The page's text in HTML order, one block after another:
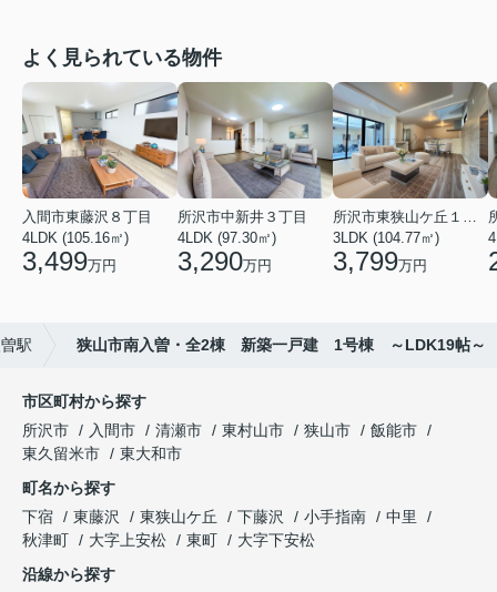
よく見られている物件
入間市東藤沢８丁目
4LDK (105.16㎡)
3,499万円
所沢市中新井３丁目
4LDK (97.30㎡)
3,290万円
所沢市東狭山ケ丘１丁目
3LDK (104.77㎡)
3,799万円
駅 狭山市南入曽・全2棟 新築一戸建 1号棟 ～LDK19帖～
市区町村から探す
所沢市
入間市 清瀬市 東村山市 狭山市
飯能市
東久留米市
東大和市
町名から探す
下宿
東藤沢 東狭山ケ丘 下藤沢 小手指南
中里
秋津町
大字上安松 東町
大字下安松
沿線から探す